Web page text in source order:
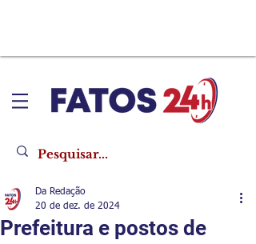
Prefeitura e postos de
Da Redação
20 de dez. de 2024